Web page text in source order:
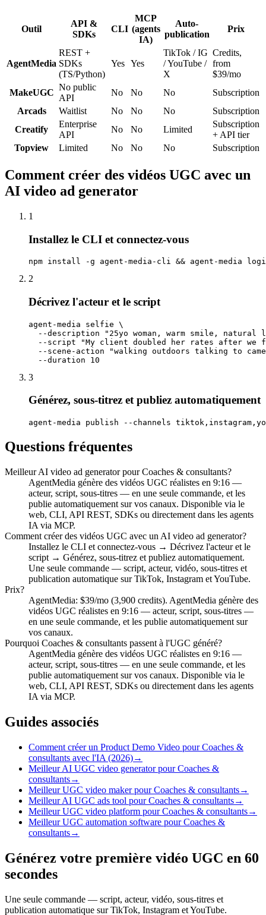
Outil
API &
SDKs
CLI
MCP
(agents
IA)
Auto-
publication
Prix
AgentMedia
REST +
SDKs
(TS/Python)
Yes Yes
TikTok / IG
/ YouTube /
X
Credits,
from
$39/mo
MakeUGC
No public
API
No No No
Subscription
Arcads
Waitlist No No No
Subscription
Creatify
Enterprise
API
No No Limited
Subscription
+ API tier
Topview
Limited No No No Subscription
Comment créer des vidéos UGC avec un
AI video ad generator
1
Installez le CLI et connectez-vous
npm install -g agent-media-cli && agent-media
2
Décrivez l'acteur et le script
agent-media selfie \
--description "25yo woman, warm smile, natural
--script "My client doubled her rates after we
--scene-action "walking outdoors talking to
  --duration 10
3
Générez, sous-titrez et publiez automatiquement
agent-media publish --channels
Questions fréquentes
Meilleur AI video ad generator pour Coaches & consultants?
AgentMedia génère des vidéos UGC réalistes en 9:16 —
acteur, script, sous-titres — en une seule commande, et les
publie automatiquement sur vos canaux. Disponible via le
web, CLI, API REST, SDKs ou directement dans les agents
IA via MCP.
Comment créer des vidéos UGC avec un AI video ad generator?
Installez le CLI et connectez-vous → Décrivez l'acteur et le
script → Générez, sous-titrez et publiez automatiquement.
Une seule commande — script, acteur, vidéo, sous-titres et
publication automatique sur TikTok, Instagram et YouTube.
Prix?
AgentMedia: $39/mo (3,900 credits). AgentMedia génère des
vidéos UGC réalistes en 9:16 — acteur, script, sous-titres —
en une seule commande, et les publie automatiquement sur
vos canaux.
Pourquoi Coaches & consultants passent à l'UGC généré?
AgentMedia génère des vidéos UGC réalistes en 9:16 —
acteur, script, sous-titres — en une seule commande, et les
publie automatiquement sur vos canaux. Disponible via le
web, CLI, API REST, SDKs ou directement dans les agents
IA via MCP.
Guides associés
Comment créer un Product Demo Video pour Coaches &
consultants avec l'IA (2026)→
Meilleur AI UGC video generator pour Coaches &
consultants→
Meilleur UGC video maker pour Coaches & consultants→
Meilleur AI UGC ads tool pour Coaches & consultants→
Meilleur UGC video platform pour Coaches & consultants→
Meilleur UGC automation software pour Coaches &
consultants→
Générez votre première vidéo UGC en 60
secondes
Une seule commande — script, acteur, vidéo, sous-titres et
publication automatique sur TikTok, Instagram et YouTube.